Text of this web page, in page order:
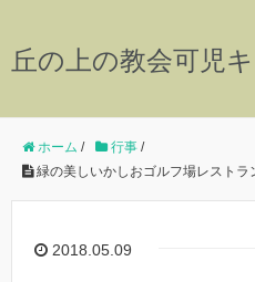
丘の上の教会可児
ホーム / 行事 /
緑の美しいかしおゴルフ場レストラ
2018.05.09